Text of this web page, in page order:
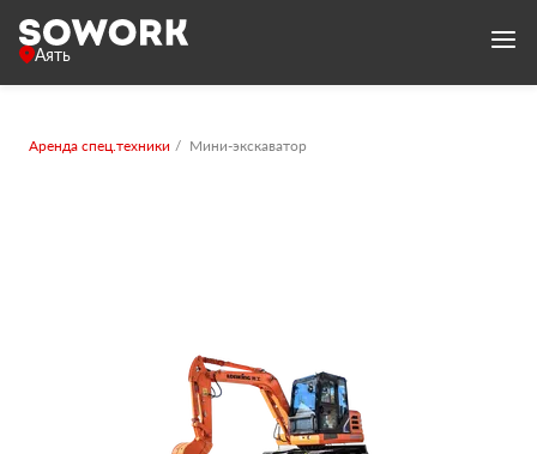
Аять
Аренда спец.техники Мини-экскаватор